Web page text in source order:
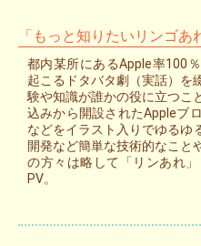
「もっと知りたいリンゴあ
都内某所にあるApple率100
起こるドタバタ劇（実話）を
験や知識が誰かの役に立つこ
込みから開設されたAppleブ
などをイラスト入りでゆるゆ
開発など簡単な技術的なこと
の方々は略して「リンあれ
PV。